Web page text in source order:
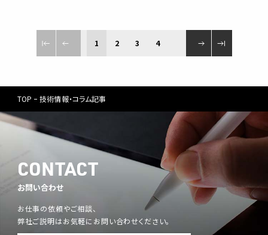
1 2 3 4
TOP 技術情報・コラム記事
CONTACT
お問い合わせ
お仕事の依頼やご相談、
弊社ご説明はお気軽にお問い合わせください。